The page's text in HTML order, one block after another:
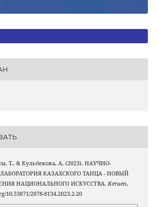
Т., & Кульбекова, А. (2023). НАУЧНО-
КАЗАХСКОГО ТАНЦА - НОВЫЙ
НАЦИОНАЛЬНОГО ИСКУССТВА. Keruen,
10.53871/2078-8134.2023.2-20